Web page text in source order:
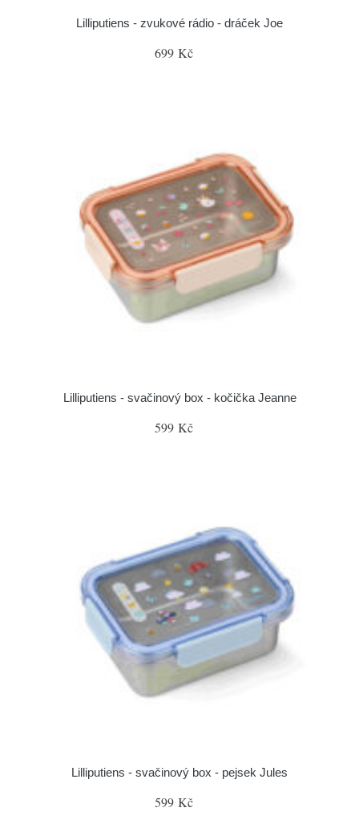
Lilliputiens - zvukové rádio - dráček Joe
699 Kč
Lilliputiens - svačinový box - kočička Jeanne
599 Kč
Lilliputiens - svačinový box - pejsek Jules
599 Kč